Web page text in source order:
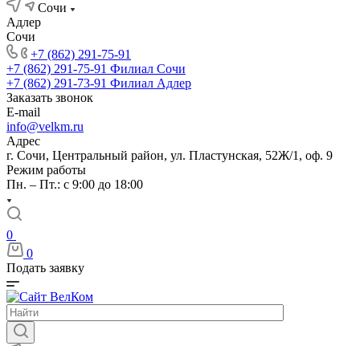
Сочи
Адлер
Сочи
+7 (862) 291-75-91
+7 (862) 291-75-91 Филиал Сочи
+7 (862) 291-73-91 Филиал Адлер
Заказать звонок
E-mail
info@velkm.ru
Адрес
г. Сочи, Центральный район, ул. Пластунская, 52Ж/1, оф. 9
Режим работы
Пн. – Пт.: с 9:00 до 18:00
0
0
Подать заявку